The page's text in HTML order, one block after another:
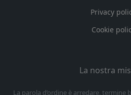
Privacy
Cookie
La nostra
La parola d’ordine è arredare, termine